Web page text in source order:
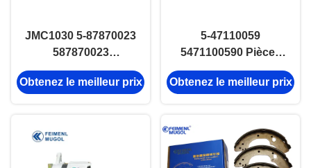
JMC1030 5-87870023
587870023
Chaussures de
freinage automatique
Obtenez le meilleur prix
5-47110059
5471100590 Pièces
automobiles Souliers
de freinage Pour le
Obtenez le meilleur prix